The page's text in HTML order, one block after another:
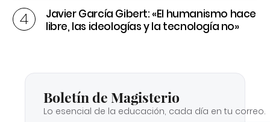
Javier García Gibert: «El humanismo hace
libre, las ideologías y la tecnología no»
Boletín de Magisterio
Lo esencial de la educación, cada día en tu correo.